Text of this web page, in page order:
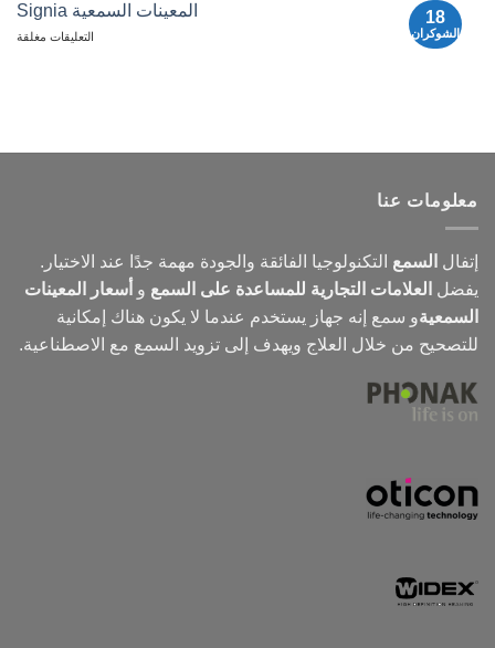
السمع:
Phonak
Oticon
18
الشوكران
المعينات السمعية Signia
لأجهزة
التعليقات مغلقة
معلومات عنا
إتفال السمع التكنولوجيا الفائقة والجودة مهمة جدًا عند الاختيار.
يفضل العلامات التجارية للمساعدة على السمع و أسعار المعينات
السمعيةو سمع إنه جهاز يستخدم عندما لا يكون هناك إمكانية
للتصحيح من خلال العلاج ويهدف إلى تزويد السمع مع الاصطناعية.